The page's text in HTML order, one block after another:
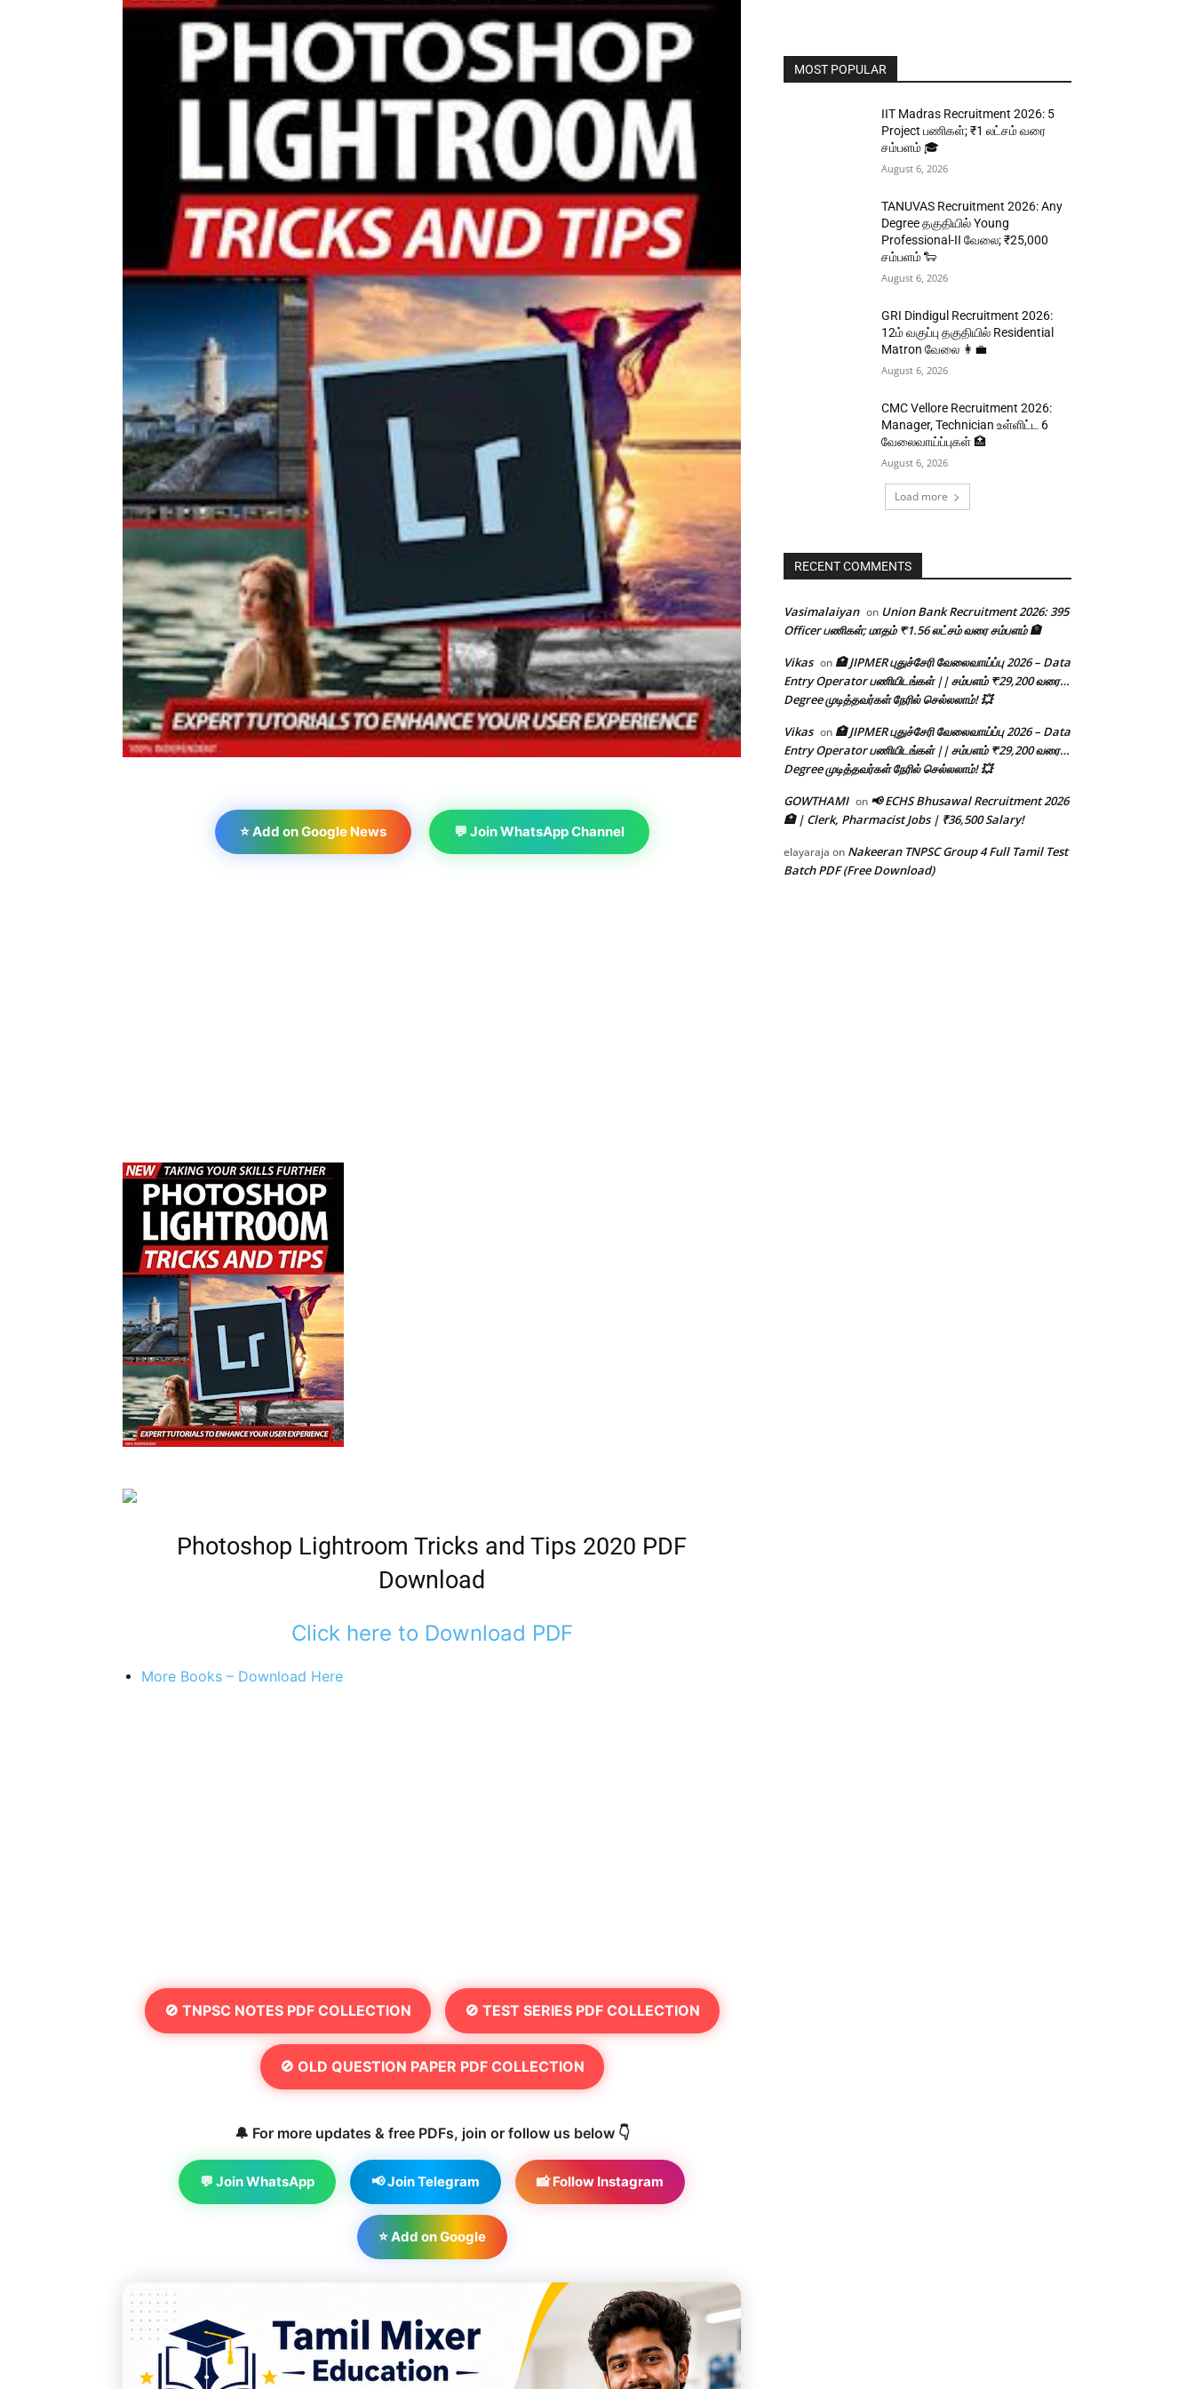
⭐ Add on Google News 💬 Join WhatsApp Channel
Photoshop Lightroom Tricks and Tips 2020 PDF
Download
Click here to Download PDF
More Books – Download Here
🚫 TNPSC NOTES PDF COLLECTION 🚫 TEST SERIES PDF COLLECTION
🚫 OLD QUESTION PAPER PDF COLLECTION
🔔 For more updates & free PDFs, join or follow us below 👇
💬 Join WhatsApp 📢 Join Telegram 📸 Follow Instagram
⭐ Add on Google
MOST POPULAR
IIT Madras Recruitment 2026: 5
Project பணிகள்; ₹1 லட்சம் வரை
சம்பளம் 🎓
August 6, 2026
TANUVAS Recruitment 2026: Any
Degree தகுதியில் Young
Professional-II வேலை; ₹25,000
சம்பளம் 🐑
August 6, 2026
GRI Dindigul Recruitment 2026:
12ம் வகுப்பு தகுதியில் Residential
Matron வேலை 👩‍💼
August 6, 2026
CMC Vellore Recruitment 2026:
Manager, Technician உள்ளிட்ட 6
வேலைவாய்ப்புகள் 🏥
August 6, 2026
Load more
RECENT COMMENTS
Vasimalaiyan on Union Bank Recruitment 2026: 395
Officer பணிகள்; மாதம் ₹1.56 லட்சம் வரை சம்பளம் 🏦
Vikas on🏥 JIPMER புதுச்சேரி வேலைவாய்ப்பு 2026 – Data
Entry Operator பணியிடங்கள் || சம்பளம் ₹29,200 வரை…
Degree முடித்தவர்கள் நேரில் செல்லலாம்! 💥
Vikas on🏥 JIPMER புதுச்சேரி வேலைவாய்ப்பு 2026 – Data
Entry Operator பணியிடங்கள் || சம்பளம் ₹29,200 வரை…
Degree முடித்தவர்கள் நேரில் செல்லலாம்! 💥
GOWTHAMI on 📢 ECHS Bhusawal Recruitment 2026
🏥 | Clerk, Pharmacist Jobs | ₹36,500 Salary!
elayaraja on Nakeeran TNPSC Group 4 Full Tamil Test
Batch PDF (Free Download)